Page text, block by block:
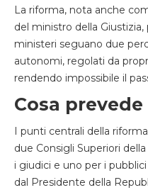
La riforma, nota anche
del ministro della
ministeri seguano due
autonomi, regolati da
rendendo impossibile il
Cosa
I punti centrali della
due Consigli Superiori
i giudici e uno per i
dal Presidente della